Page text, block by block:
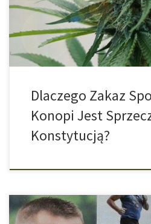
W Polsce nikt się tą tematyką nie
wygląda to u naszych […]
Dlaczego Zakaz
Konopi Jest
Konstytucją?